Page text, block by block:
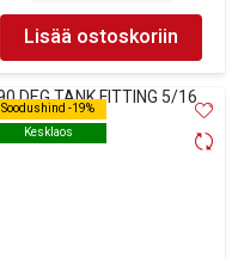
Lisää ostoskoriin
Soodushind -19%
Kesklaos
Soodushind -19%
Kesklaos